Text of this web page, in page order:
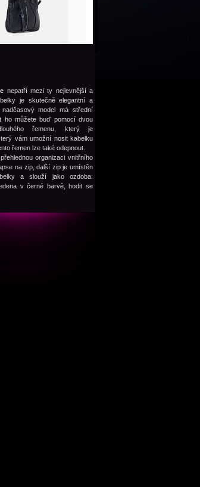
nepatří mezi ty nejlevnější a
je skutečně elegantní a
model má střední
ho můžete buď pomocí dvou
řemenu, který je
vám umožní nosit kabelku
řemen lze také odepnout.
organizaci vnitřního
na zip, další zip je umístěn
a slouží jako ozdoba.
v černé barvě, hodit se